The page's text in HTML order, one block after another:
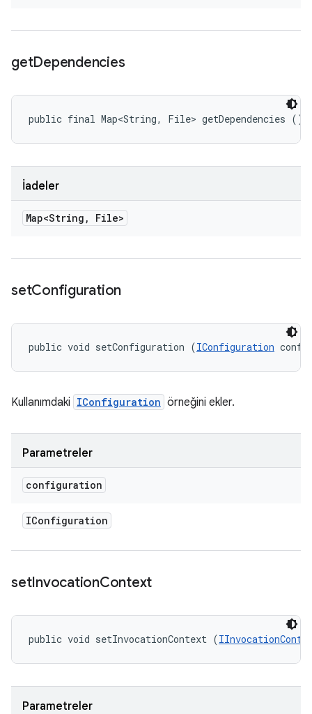
getDependencies
public final Map<String, File> getDependencies ()
İadeler
Map<String , File>
setConfiguration
public void setConfiguration (IConfiguration
Kullanımdaki IConfiguration örneğini ekler.
Parametreler
configuration
IConfiguration
setInvocationContext
public void setInvocationContext (
Parametreler